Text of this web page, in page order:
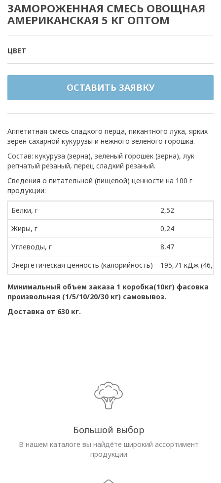
ЗАМОРОЖЕННАЯ СМЕСЬ ОВОЩНАЯ
АМЕРИКАНСКАЯ 5 КГ ОПТОМ
ЦВЕТ
ОСТАВИТЬ ЗАЯВКУ
Аппетитная смесь сладкого перца, пикантного лука, ярких
зерен сахарной кукурузы и нежного зеленого горошка.
Состав: кукуруза (зерна), зеленый горошек (зерна), лук
репчатый резаный, перец сладкий резаный.
Сведения о питательной (пищевой) ценности на 100 г
продукции:
Белки, г
2,52
Жиры, г
0,24
Углеводы, г
8,47
Энергетическая ценность (калорийность)
195,71 кДж (46,12
Минимальный объем заказа 1 коробка(10кг) фасовка
произвольная (1/5/10/20/30 кг) самовывоз.
Доставка от 630 кг.
Большой выбор
В нашем каталоге вы найдёте широкий ассортимент
продукции